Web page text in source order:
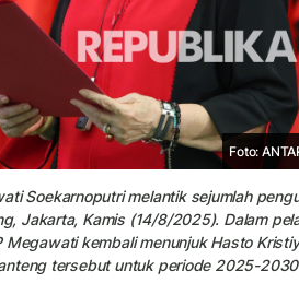
Foto:
Soekarnoputri melantik sejumlah
Jakarta, Kamis (14/8/2025). Dalam
Megawati kembali menunjuk Hasto
tersebut untuk periode 2025-